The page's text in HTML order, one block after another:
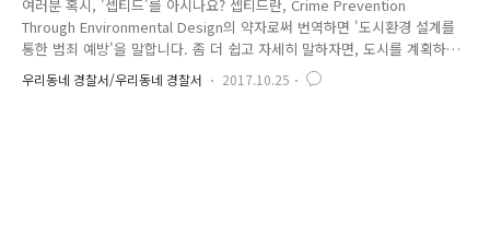
여러분 혹시, '셉티드'를 아시나요? 셉티드란, Crime Prevention
Through Environmental Design의 약자로써 번역하면 '도시환경 설계를
통한 범죄 예방'을 말합니다. 좀 더 쉽고 자세히 말하자면, 도시를 계획하
거나 건축설계를 할 때 그 도시적 환경을 이용하여 일어날 수 있는 범죄에
대한 방어적인 도시환경 디자인을 해서 범죄 발생의 기회를 줄이고 시민들
우리동네 경찰서/우리동네 경찰서 2017.10.25